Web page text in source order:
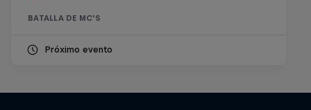
BATALLA DE MC'S
Próximo evento